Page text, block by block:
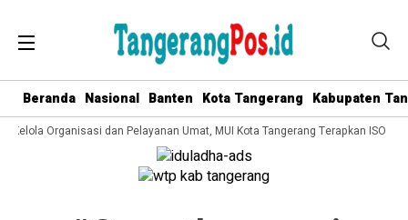
Beranda Nasional Banten Kota Tangerang Kabupaten
Kelola Organisasi dan Pelayanan Umat, MUI Kota Tangerang Terapkan ISO